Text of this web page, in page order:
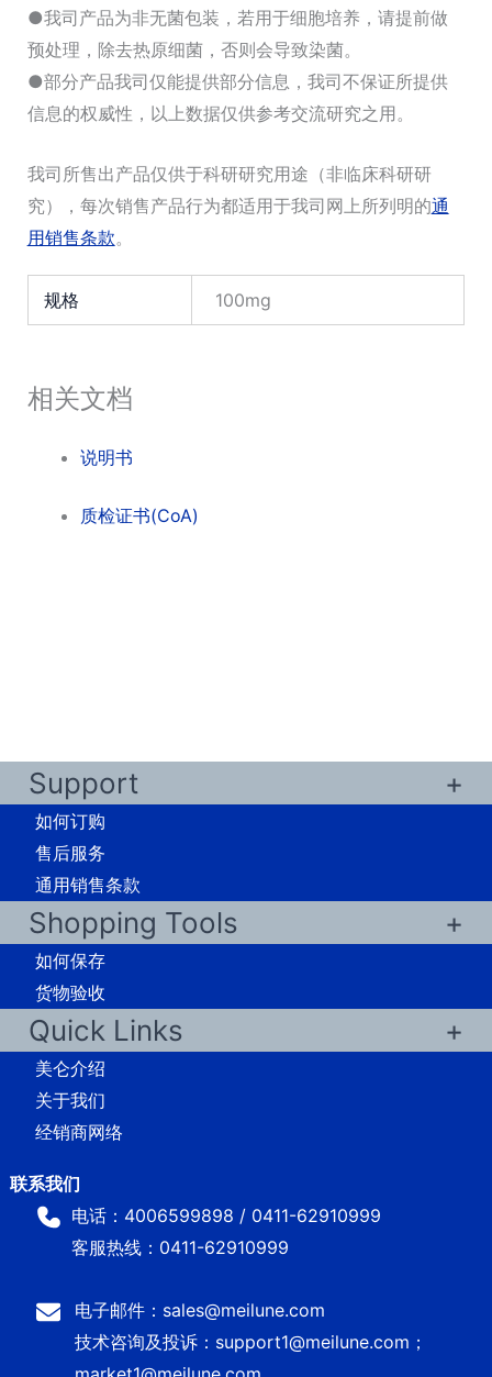
●我司产品为非无菌包装，若用于细胞培养，请提前做
预处理，除去热原细菌，否则会导致染菌。
●部分产品我司仅能提供部分信息，我司不保证所提供
信息的权威性，以上数据仅供参考交流研究之用。
我司所售出产品仅供于科研研究用途（非临床科研研
究），每次销售产品行为都适用于我司网上所列明的通
用销售条款。
规格 100mg
相关文档
说明书
质检证书(CoA)
Support
如何订购
售后服务
通用销售条款
Shopping Tools
如何保存
货物验收
Quick Links
美仑介绍
关于我们
经销商网络
电话：4006599898 / 0411-62910999
客服热线：0411-62910999
电子邮件：sales@meilune.com
技术咨询及投诉：support1@meilune.com；